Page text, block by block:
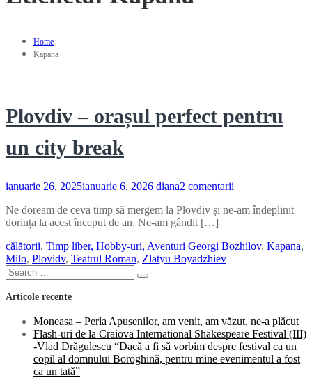
Home
Kapana
Plovdiv – orașul perfect pentru
un city break
ianuarie 26, 2025ianuarie 6, 2026 diana2 comentarii
–
pentru
Ne doream de ceva timp să mergem la Plovdiv și ne-am îndeplinit
dorința la acest început de an. Ne-am gândit […]
călătorii, Timp liber, Hobby-uri, Aventuri Georgi Bozhilov, Kapana,
Milo, Plovidv, Teatrul Roman, Zlatyu Boyadzhiev
Search
for:
Search
Articole recente
Moneasa – Perla Apusenilor, am venit, am văzut, ne-a plăcut
Flash-uri de la Craiova International Shakespeare Festival (III)
-Vlad Drăgulescu “Dacă a fi să vorbim despre festival ca un
copil al domnului Boroghină, pentru mine evenimentul a fost
ca un tată”